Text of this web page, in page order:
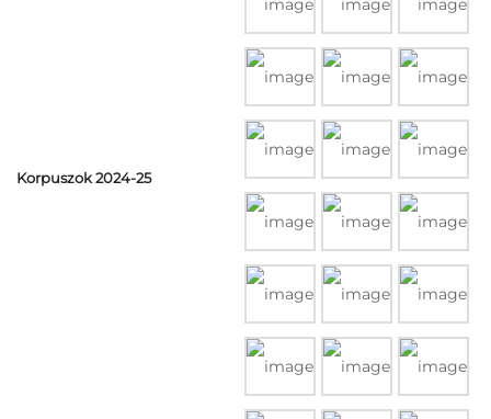
Korpuszok 2024-25